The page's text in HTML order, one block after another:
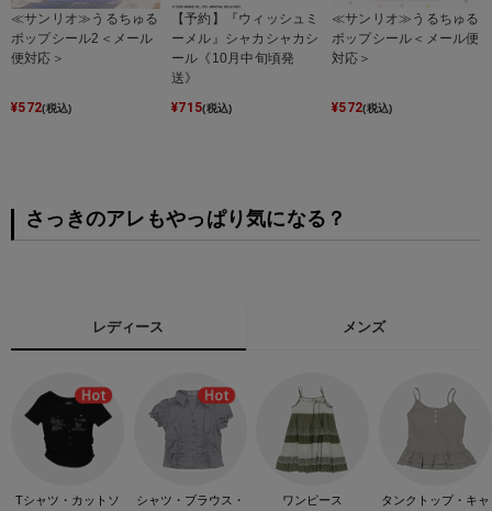
≪サンリオ≫うるちゅる
ポップシール2＜メール
便対応＞
¥572(税込)
【予約】『ウィッシュミ
ーメル』シャカシャカシ
ール《10月中旬頃発
送》
¥715(税込)
≪サンリオ≫うるちゅる
ポップシール＜メール便
対応＞
¥572(税込)
さっきのアレもやっぱり気になる？
レディース メンズ
Tシャツ・カットソ
シャツ・ブラウス・
ワンピース
タンクトップ・キャ